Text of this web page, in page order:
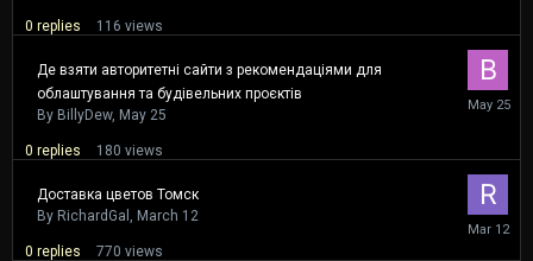
0 replies 116 views
Де взяти авторитетні сайти з рекомендаціями для
облаштування та будівельних проєктів
By BillyDew, May 25
0 replies 180 views
May
25
Доставка цветов Томск
By RichardGal March 12
0 replies 770 views
March
12